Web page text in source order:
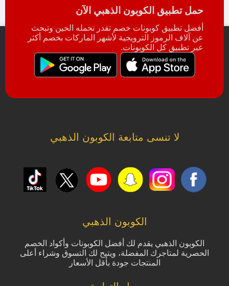
حمل تطبيق الكوبون الذهبي الآن
أفضل تطبيق كوبونات خصم تقدر تحمله الحين وتبحث
عن آلاف الرموز الترويجية لأشهر الماركات بخصم أكثر
عبر تطبيق كل الكوبونات.
لا تنسى متابعة الكوبون الذهبي
الكوبون الذهبي
الكوبون الذهبي يقدم لك أفضل الكوبونات وأكواد الخصم
الحصرية لمتاجرك المفضلة، ويتيح لك التسوق وشراء أعلى
المنتجات جودة بأقل الأسعار